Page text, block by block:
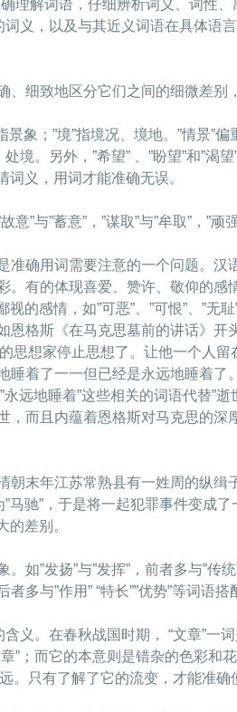
理解词语，仔细辨析词义、词性、
词义，以及与其近义词语在具体语
、细致地区分它们之间的细微差别
景象；”境”指境况、境地。”情景”
境。另外，”希望” 、”盼望”和”渴
词义，用词才能准确无误。
”与”蓄意”，”谋取”与”牟取”，”顽
准确用词需要注意的一个问题。汉
有的体现喜爱、赞许、敬仰的感情
的感情，如”可恶”、”可恨”、”无
格斯《在马克思墓前的讲话》开
思想家停止思想了。让他一个人
着了一一但已经是永远地睡着了。
永远地睡着”这些相关的词语代替”
，而且内蕴着恩格斯对马克思的深
朝末年江苏常熟县有一姓周的纵缉
马驰”，于是将一起犯罪事件变成
的差别。
如”发扬”与”发挥”，前者多与”传统
多与”作用” “特长””优势”等词语
义。在春秋战国时期， “文章”一
”；而它的本意则是错杂的色彩和
。只有了解了它的流变，才能准确